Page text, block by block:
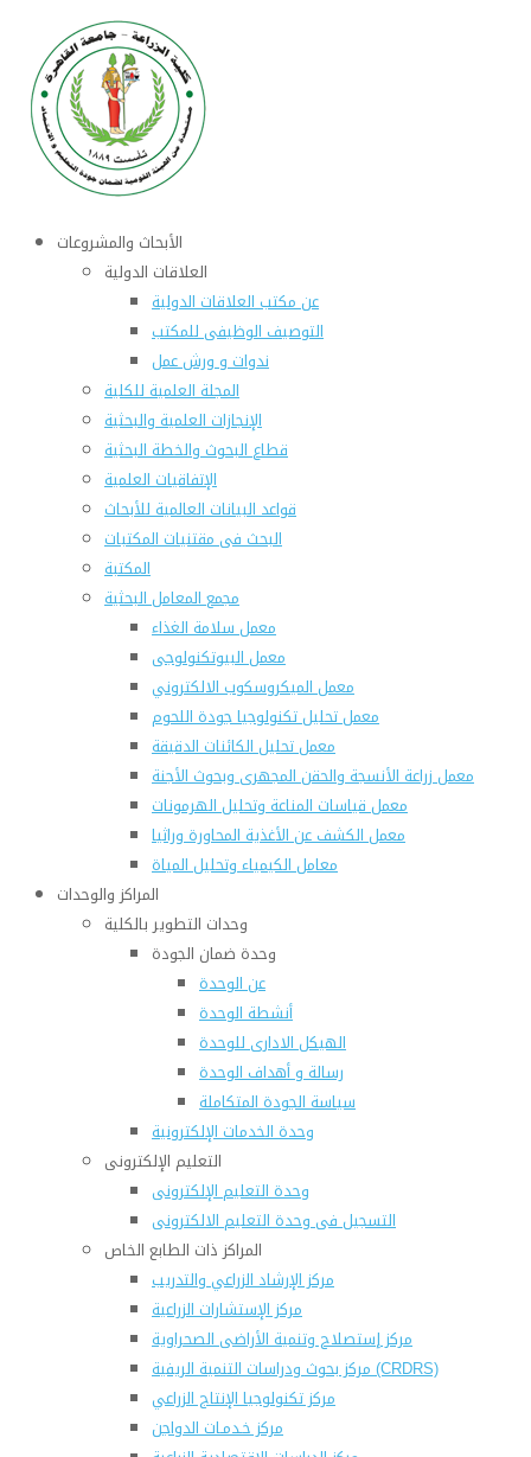
الأبحاث والمشروعات
العلاقات الدولية
عن مكتب العلاقات الدولية
التوصيف الوظيفى للمكتب
ندوات و ورش عمل
المجلة العلمية للكلية
الإنجازات العلمية والبحثية
قطاع البحوث والخطة البحثية
الإتفاقيات العلمية
قواعد البيانات العالمية للأبحاث
البحث فى مقتنيات المكتبات
المكتبة
مجمع المعامل البحثية
معمل سلامة الغذاء
معمل البيوتكنولوجى
معمل الميكروسكوب الالكتروني
معمل تحليل تكنولوجيا جودة اللحوم
معمل تحليل الكائنات الدقيقة
معمل زراعة الأنسجة والحقن المجهرى وبحوث الأجنة
معمل قياسات المناعة وتحليل الهرمونات
معمل الكشف عن الأغذية المحاورة وراثيا
معامل الكيمياء وتحليل المياة
المراكز والوحدات
وحدات التطوير بالكلية
وحدة ضمان الجودة
عن الوحدة
أنشطة الوحدة
الهيكل الادارى للوحدة
رسالة و أهداف الوحدة
سياسة الجودة المتكاملة
وحدة الخدمات الإلكترونية
التعليم الإلكترونى
وحدة التعليم الإلكترونى
التسجيل فى وحدة التعليم الالكترونى
المراكز ذات الطابع الخاص
مركز الإرشاد الزراعي والتدريب
مركز الإستشارات الزراعية
مركز إستصلاح وتنمية الأراضى الصحراوية
مركز بحوث ودراسات التنمية الريفية (CRDRS)
مركز تكنولوجيا الإنتاج الزراعي
مركز خـدمـات الدواجن